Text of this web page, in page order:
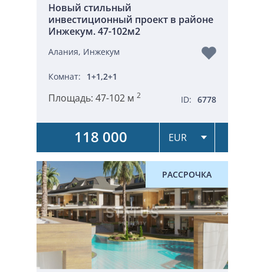
Новый стильный
инвестиционный проект в районе
Инжекум. 47-102м2
Алания, Инжекум
Комнат: 1+1,2+1
Площадь: 47-102 м 2 ID: 6778
118 000
РАССРОЧКА